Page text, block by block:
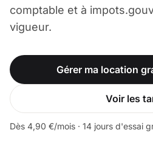
comptable et à
vigueur.
Gérer ma location
Voir les
Dès 4,90 €/mois · 14 jours d'essai